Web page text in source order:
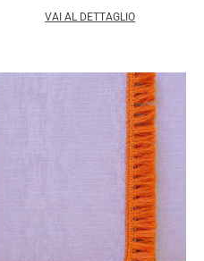
VAI AL DETTAGLIO